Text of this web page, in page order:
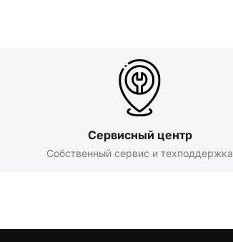
Сервисный центр
Собственный сервис и техподдержка